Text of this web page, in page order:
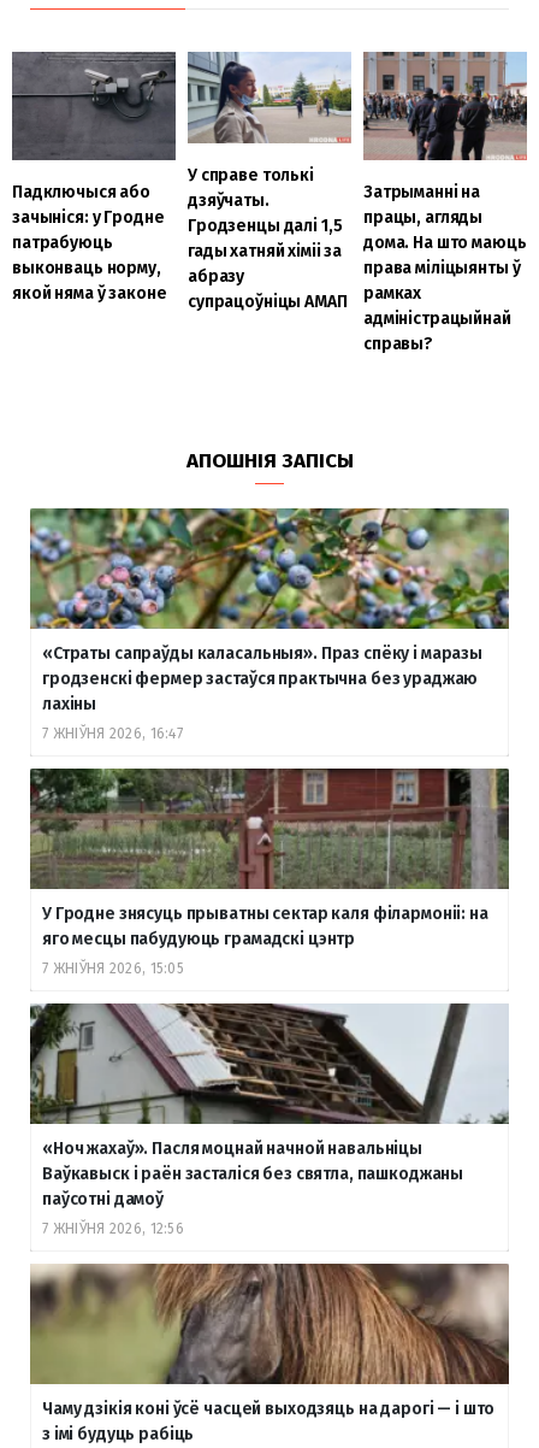
Падключыся або
зачыніся: у Гродне
патрабуюць
выконваць норму,
якой няма ў законе
У справе толькі
дзяўчаты.
Гродзенцы далі 1,5
гады хатняй хіміі за
абразу
супрацоўніцы АМАП
Затрыманні на
працы, агляды
дома. На што маюць
права міліцыянты ў
рамках
адміністрацыйнай
справы?
АПОШНІЯ ЗАПІСЫ
«Страты сапраўды каласальныя». Праз спёку і маразы
гродзенскі фермер застаўся практычна без ураджаю
лахіны
7 ЖНІЎНЯ 2026, 16:47
У Гродне знясуць прыватны сектар каля філармоніі: на
яго месцы пабудуюць грамадскі цэнтр
7 ЖНІЎНЯ 2026, 15:05
«Ноч жахаў». Пасля моцнай начной навальніцы
Ваўкавыск і раён засталіся без святла, пашкоджаны
паўсотні дамоў
7 ЖНІЎНЯ 2026, 12:56
Чаму дзікія коні ўсё часцей выходзяць на дарогі — і што
з імі будуць рабіць